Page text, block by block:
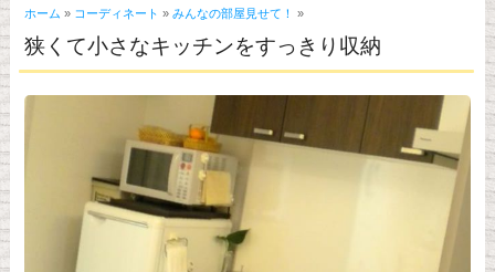
ホーム » コーディネート » みんなの部屋見せて！ »
狭くて小さなキッチンをすっきり収納